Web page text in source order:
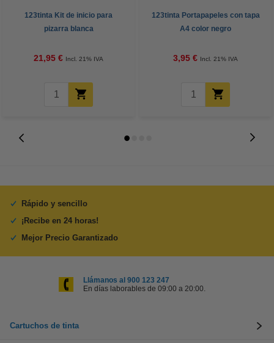
123tinta Kit de inicio para
pizarra blanca
21,95 € Incl. 21% IVA
123tinta Portapapeles con tapa
A4 color negro
3,95 € Incl. 21% IVA
Rápido y sencillo
¡Recibe en 24 horas!
Mejor Precio Garantizado
Llámanos al 900 123 247
En días laborables de 09:00 a 20:00.
Cartuchos de tinta